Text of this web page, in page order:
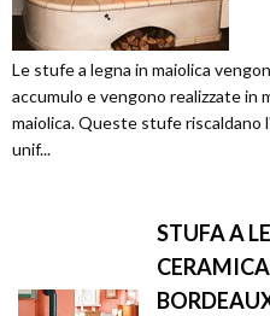
Le stufe a legna in maiolica
accumulo e vengono realizzate
maiolica. Queste stufe riscaldano
unif...
STUFA A